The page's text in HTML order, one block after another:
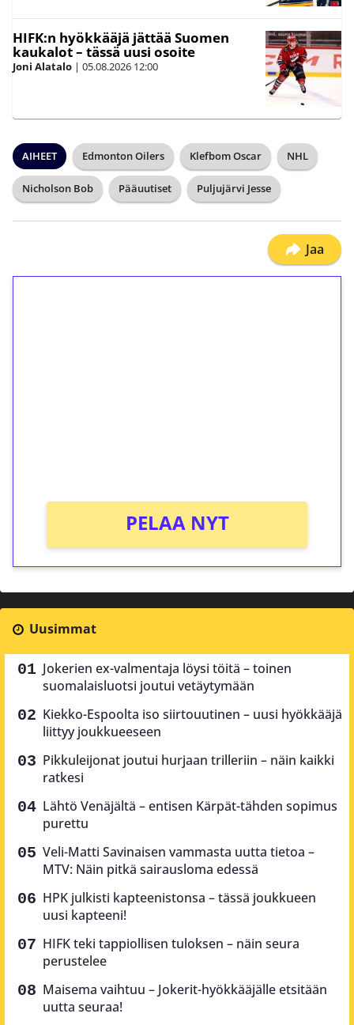
HIFK:n hyökkääjä jättää Suomen
kaukalot – tässä uusi osoite
Joni Alatalo | 05.08.2026 12:00
AIHEET Edmonton Oilers Klefbom Oscar NHL
Nicholson Bob Pääuutiset Puljujärvi Jesse
Jaa
PELAA NYT
Uusimmat
Jokerien ex-valmentaja löysi töitä – toinen
suomalaisluotsi joutui vetäytymään
Kiekko-Espoolta iso siirtouutinen – uusi hyökkääjä
liittyy joukkueeseen
Pikkuleijonat joutui hurjaan trilleriin – näin kaikki
ratkesi
Lähtö Venäjältä – entisen Kärpät-tähden sopimus
purettu
Veli-Matti Savinaisen vammasta uutta tietoa –
MTV: Näin pitkä sairausloma edessä
HPK julkisti kapteenistonsa – tässä joukkueen
uusi kapteeni!
HIFK teki tappiollisen tuloksen – näin seura
perustelee
Maisema vaihtuu – Jokerit-hyökkääjälle etsitään
uutta seuraa!